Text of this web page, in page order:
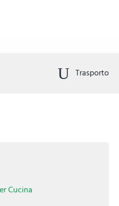
Trasporto
Cucina